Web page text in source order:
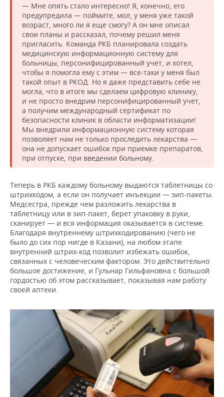
— Мне опять стало интересно! Я, конечно, его
предупредила — поймите, мол, у меня уже такой
возраст, много ли я еще смогу? А он мне описал
свои планы и рассказал, почему решил меня
пригласить. Команда РКБ планировала создать
медицинскую информационную систему для
больницы, персонифицированный учет, и хотел,
чтобы я помогла ему с этим — все-таки у меня был
такой опыт в РКОД. Но я даже представить себе не
могла, что в итоге мы сделаем цифровую клинику,
и не просто внедрим персонифицированный учет,
а получим международный сертификат по
безопасности клиник в области информатизации!
Мы внедрили информационную систему которая
позволяет нам не только проследить лекарства —
она не допускает ошибок при приемке препаратов,
при отпуске, при введении больному.
Теперь в РКБ каждому больному выдаются таблетницы со
штрихкодом, а если он получает инъекции — зип-пакеты.
Медсестра, прежде чем разложить лекарства в
таблетницу или в зип-пакет, берет упаковку в руки,
сканирует — и вся информация оказывается в системе.
Благодаря внутреннему штрихкодированию (чего не
было до сих пор нигде в Казани), на любом этапе
внутренний штрих-код позволит избежать ошибок,
связанных с человеческим фактором. Это действительно
большое достижение, и Гульнар Гильфановна с большой
гордостью об этом рассказывает, показывая нам работу
своей аптеки.